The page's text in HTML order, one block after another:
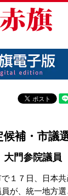
候補・市議
門参院議員
１７日、日本共
が、統一地方